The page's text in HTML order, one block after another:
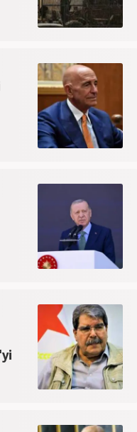
ve video hazırladı.
Haber7.com'da